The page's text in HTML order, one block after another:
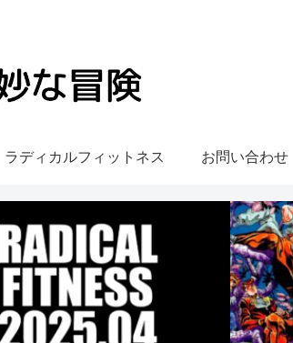
ラディカルフィットネス お問い合わせ